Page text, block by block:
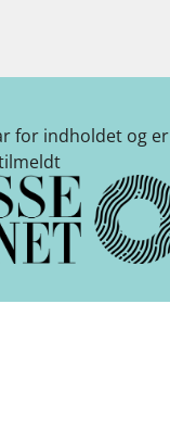
for indholdet og er